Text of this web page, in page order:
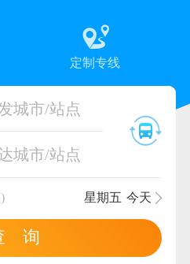
定制专线
城市/站点
城市/站点
星期五 今天
询